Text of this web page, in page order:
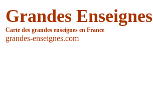
Grandes Enseignes
Carte des grandes enseignes en France
grandes-enseignes.com